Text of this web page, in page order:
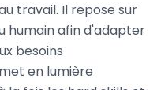
travail. Il repose sur
humain afin d'adapter
besoins
en lumière